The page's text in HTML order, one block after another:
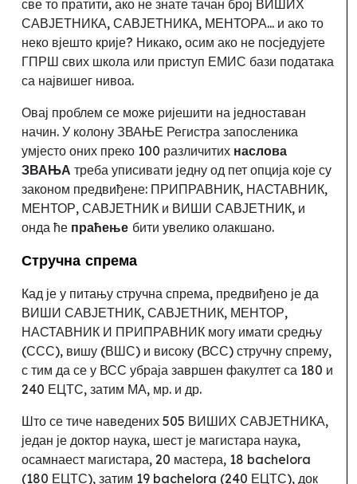
све то пратити, ако не знате тачан број ВИШИХ
САВЈЕТНИКА, САВЈЕТНИКА, МЕНТОРА... и ако то
неко вјешто крије? Никако, осим ако не посједујете
ГПРШ свих школа или приступ ЕМИС бази података
са највишег нивоа.
Овај проблем се може ријешити на једноставан
начин. У колону ЗВАЊЕ Регистра запосленика
умјесто оних преко 100 различитих наслова
ЗВАЊА треба уписивати једну од пет опција које су
законом предвиђене: ПРИПРАВНИК, НАСТАВНИК,
МЕНТОР, САВЈЕТНИК и ВИШИ САВЈЕТНИК, и
онда ће праћење бити увелико олакшано.
Стручна спрема
Кад је у питању стручна спрема, предвиђено је да
ВИШИ САВЈЕТНИК, САВЈЕТНИК, МЕНТОР,
НАСТАВНИК И ПРИПРАВНИК могу имати средњу
(ССС), вишу (ВШС) и високу (ВСС) стручну спрему,
с тим да се у ВСС убраја завршен факултет са 180 и
240 ЕЦТС, затим МА, мр. и др.
Што се тиче наведених 505 ВИШИХ САВЈЕТНИКА,
један је доктор наука, шест је магистара наука,
осамнаест магистара, 20 мастера, 18 bachelora
(180 ЕЦТС), затим 19 bachelora (240 ЕЦТС), док